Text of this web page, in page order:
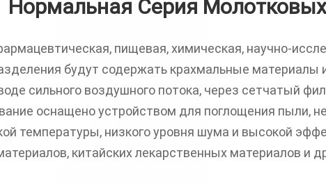
Нормальная Серия
пищевая, химическая, научно-
будут содержать крахмальные материалы
сильного воздушного потока, через сетчатый
оснащено устройством для поглощения пыли,
температуры, низкого уровня шума и высокой
китайских лекарственных материалов и